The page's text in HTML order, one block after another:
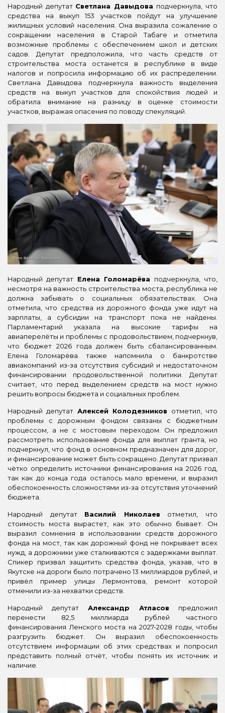
Народный депутат Светлана Давыдова подчеркнула, что
средства на выкуп 153 участков пойдут на улучшение
жилищных условий населения. Она выразила сожаление о
сокращении населения в Старой Табаге и отметила
возможные проблемы с обеспечением школ и детских
садов. Депутат предположила, что часть средств от
строительства моста останется в республике в виде
налогов и попросила информацию об их распределении.
Светлана Давыдова подчеркнула важность выделения
средств на выкуп участков для спокойствия людей и
обратила внимание на разницу в оценке стоимости
участков, выражая опасения по поводу спекуляций.
Народный депутат Елена Голомарёва подчеркнула, что,
несмотря на важность строительства моста, республика не
должна забывать о социальных обязательствах. Она
отметила, что средства из дорожного фонда уже идут на
зарплаты, а субсидии на транспорт пока не найдены.
Парламентарий указала на высокие тарифы на
авиаперелёты и проблемы с продовольствием, подчеркнув,
что бюджет 2026 года должен быть сбалансированным.
Елена Голомарёва также напомнила о банкротстве
авиакомпаний из-за отсутствия субсидий и недостаточном
финансировании продовольственной политики. Депутат
считает, что перед выделением средств на мост нужно
решить вопросы бюджета и социальных проблем.
Народный депутат Алексей Колодезников отметил, что
проблемы с дорожным фондом связаны с бюджетным
процессом, а не с мостовым переходом. Он предложил
рассмотреть использование фонда для выплат гранта, но
подчеркнул, что фонд в основном предназначен для дорог,
и финансирование может быть сокращено. Депутат призвал
чётко определить источники финансирования на 2026 год,
так как до конца года осталось мало времени, и выразил
обеспокоенность сложностями из-за отсутствия уточнений
бюджета.
Народный депутат Василий Николаев отметил, что
стоимость моста вырастет, как это обычно бывает. Он
выразил сомнения в использовании средств дорожного
фонда на мост, так как дорожный фонд не покрывает всех
нужд, а дорожники уже сталкиваются с задержками выплат.
Спикер призвал защитить средства фонда, указав, что в
Якутске на дороги было потрачено 13 миллиардов рублей, и
привёл пример улицы Лермонтова, ремонт которой
отменили из-за нехватки средств.
Народный депутат Александр Атласов предложил
перенести 82,5 миллиарда рублей частного
финансирования Ленского моста на 2027-2028 годы, чтобы
разгрузить бюджет. Он выразил обеспокоенность
отсутствием информации об этих средствах и попросил
представить полный отчёт, чтобы понять их источник и
наличие.